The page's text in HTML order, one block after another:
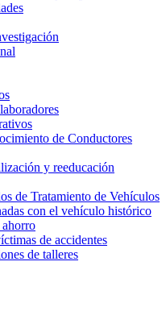
de Conductores
y reeducación
de Tratamiento de Vehículos
con el vehículo histórico
ahorro
de accidentes
de talleres